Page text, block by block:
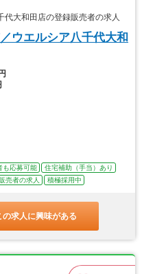
大和田店の登録販売者の求人
ウエルシア八千代大和
も応募可能
住宅補助（手当）あり
売者の求人 積極採用中
の求人に興味がある